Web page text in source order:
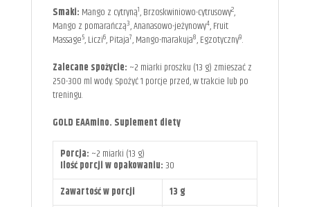
Smaki: Mango z cytryną1, Brzoskwiniowo-cytrusowy2,
Mango z pomarańczą3, Ananasowo-jeżynowy4, Fruit
Massage5, Liczi6, Pitaja7, Mango-marakuja8, Egzotyczny9.
Zalecane spożycie: ~2 miarki proszku (13 g) zmieszać z
250-300 ml wody. Spożyć 1 porcje przed, w trakcie lub po
treningu.
GOLD EAAmino. Suplement diety
Porcja: ~2 miarki (13 g)
Ilość porcji w opakowaniu:30
Zawartość w porcji
13 g